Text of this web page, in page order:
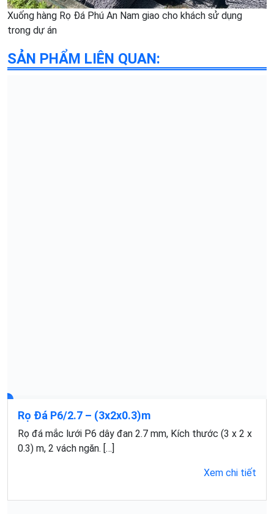
Xuống hàng Rọ Đá Phú An Nam giao cho khách sử dụng
trong dự án
SẢN PHẨM LIÊN QUAN:
Rọ Đá P6/2.7 – (3x2x0.3)m
Rọ đá mắc lưới P6 dây đan 2.7 mm, Kích thước (3 x 2 x
0.3) m, 2 vách ngăn. […]
Xem chi tiết